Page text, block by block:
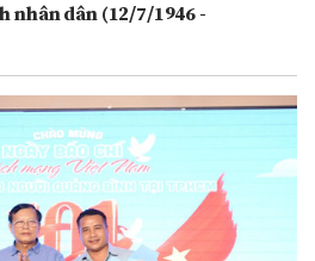
nhân dân (12/7/1946 -